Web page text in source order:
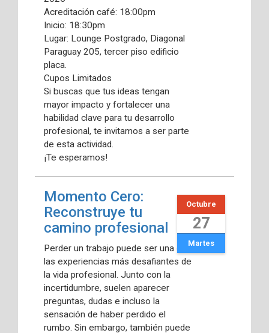
Acreditación café: 18:00pm
Inicio: 18:30pm
Lugar: Lounge Postgrado, Diagonal
Paraguay 205, tercer piso edificio
placa.
Cupos Limitados
Si buscas que tus ideas tengan
mayor impacto y fortalecer una
habilidad clave para tu desarrollo
profesional, te invitamos a ser parte
de esta actividad.
¡Te esperamos!
Momento Cero:
Reconstruye tu
camino profesional
Perder un trabajo puede ser una de
las experiencias más desafiantes de
la vida profesional. Junto con la
incertidumbre, suelen aparecer
preguntas, dudas e incluso la
sensación de haber perdido el
rumbo. Sin embargo, también puede
Octubre
27
Martes